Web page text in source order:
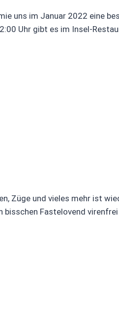
uns im Januar 2022 eine
Uhr gibt es im Insel-
Züge und vieles mehr ist
Fastelovend